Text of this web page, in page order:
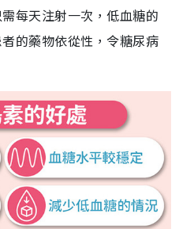
每天注射一次，低血糖的
的藥物依從性，令糖尿病